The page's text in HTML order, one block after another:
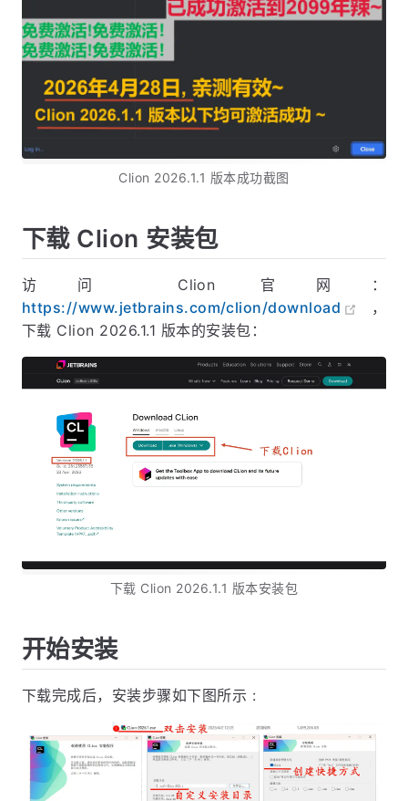
Clion 2026.1.1 版本成功截图
下载 Clion 安装包
访问 Clion 官网：
https://www.jetbrains.com/clion/download
，
下载 Clion 2026.1.1 版本的安装包：
下载 Clion 2026.1.1 版本安装包
开始安装
下载完成后，安装步骤如下图所示 :